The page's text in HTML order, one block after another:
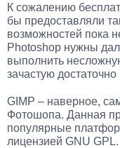
К сожалению
бы предоставляли
возможностей пока
Photoshop нужны
выполнить
зачастую
GIMP – наверное,
Фотошопа. Данная
популярные
лицензией GNU GPL.